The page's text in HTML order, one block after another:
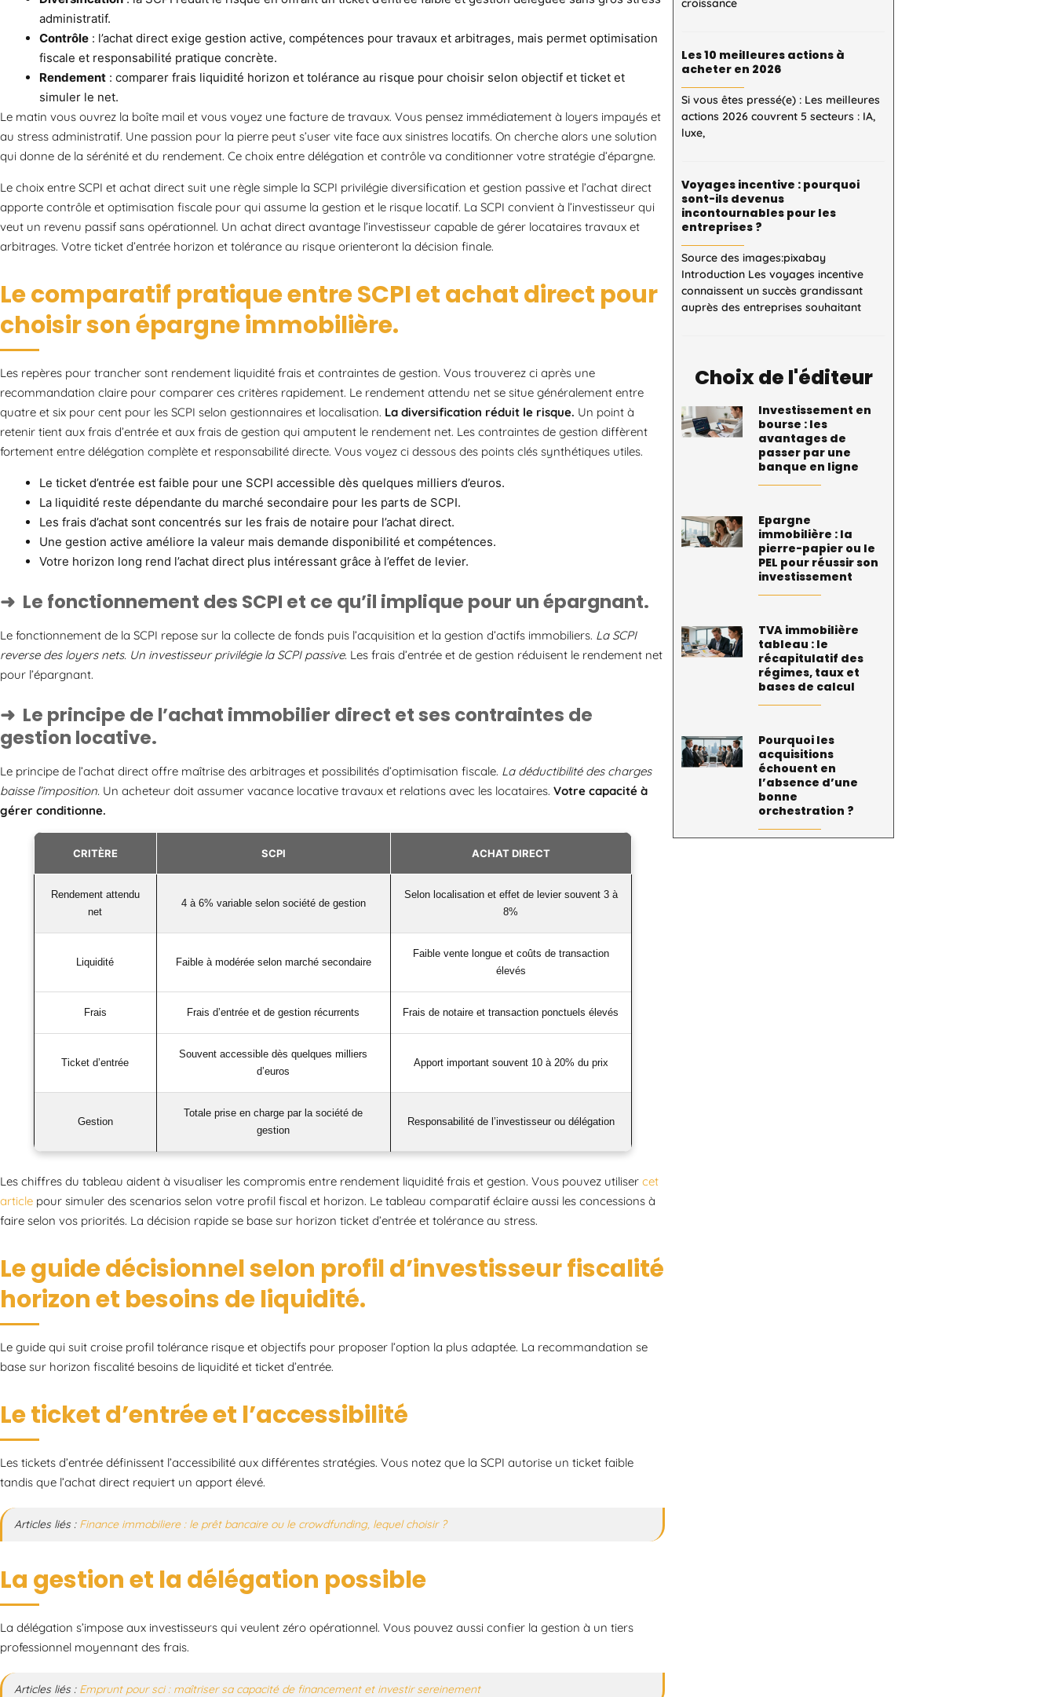
administratif.
Contrôle : l’achat direct exige gestion active, compétences pour travaux et arbitrages, mais permet optimisation
fiscale et responsabilité pratique concrète.
Rendement : comparer frais liquidité horizon et tolérance au risque pour choisir selon objectif et ticket et
simuler le net.
Le matin vous ouvrez la boîte mail et vous voyez une facture de travaux. Vous pensez immédiatement à loyers impayés et
au stress administratif. Une passion pour la pierre peut s’user vite face aux sinistres locatifs. On cherche alors une solution
qui donne de la sérénité et du rendement. Ce choix entre délégation et contrôle va conditionner votre stratégie d’épargne.
Le choix entre SCPI et achat direct suit une règle simple la SCPI privilégie diversification et gestion passive et l’achat direct
apporte contrôle et optimisation fiscale pour qui assume la gestion et le risque locatif. La SCPI convient à l’investisseur qui
veut un revenu passif sans opérationnel. Un achat direct avantage l’investisseur capable de gérer locataires travaux et
arbitrages. Votre ticket d’entrée horizon et tolérance au risque orienteront la décision finale.
Le comparatif pratique entre SCPI et achat direct pour
choisir son épargne immobilière.
Les repères pour trancher sont rendement liquidité frais et contraintes de gestion. Vous trouverez ci après une
recommandation claire pour comparer ces critères rapidement. Le rendement attendu net se situe généralement entre
quatre et six pour cent pour les SCPI selon gestionnaires et localisation. La diversification réduit le risque. Un point à
retenir tient aux frais d’entrée et aux frais de gestion qui amputent le rendement net. Les contraintes de gestion diffèrent
fortement entre délégation complète et responsabilité directe. Vous voyez ci dessous des points clés synthétiques utiles.
Le ticket d’entrée est faible pour une SCPI accessible dès quelques milliers d’euros.
La liquidité reste dépendante du marché secondaire pour les parts de SCPI.
Les frais d’achat sont concentrés sur les frais de notaire pour l’achat direct.
Une gestion active améliore la valeur mais demande disponibilité et compétences.
Votre horizon long rend l’achat direct plus intéressant grâce à l’effet de levier.
Le fonctionnement des SCPI et ce qu’il implique pour un épargnant.
Le fonctionnement de la SCPI repose sur la collecte de fonds puis l’acquisition et la gestion d’actifs immobiliers. La SCPI
reverse des loyers nets. Un investisseur privilégie la SCPI passive. Les frais d’entrée et de gestion réduisent le rendement net
pour l’épargnant.
Le principe de l’achat immobilier direct et ses contraintes de
gestion locative.
Le principe de l’achat direct offre maîtrise des arbitrages et possibilités d’optimisation fiscale. La déductibilité des charges
baisse l’imposition. Un acheteur doit assumer vacance locative travaux et relations avec les locataires. Votre capacité à
gérer conditionne.
CRITÈRE SCPI ACHAT DIRECT
Rendement attendu
net
4 à 6% variable selon société de gestion
Selon localisation et effet de levier souvent 3 à
8%
Liquidité Faible à modérée selon marché secondaire
Faible vente longue et coûts de transaction
élevés
Frais Frais d’entrée et de gestion récurrents Frais de notaire et transaction ponctuels élevés
Ticket d’entrée
Souvent accessible dès quelques milliers
d’euros
Apport important souvent 10 à 20% du prix
Gestion
Totale prise en charge par la société de
gestion
Responsabilité de l’investisseur ou délégation
Les chiffres du tableau aident à visualiser les compromis entre rendement liquidité frais et gestion. Vous pouvez utiliser cet
article pour simuler des scenarios selon votre profil fiscal et horizon. Le tableau comparatif éclaire aussi les concessions à
faire selon vos priorités. La décision rapide se base sur horizon ticket d’entrée et tolérance au stress.
Le guide décisionnel selon profil d’investisseur fiscalité
horizon et besoins de liquidité.
Le guide qui suit croise profil tolérance risque et objectifs pour proposer l’option la plus adaptée. La recommandation se
base sur horizon fiscalité besoins de liquidité et ticket d’entrée.
Le ticket d’entrée et l’accessibilité
Les tickets d’entrée définissent l’accessibilité aux différentes stratégies. Vous notez que la SCPI autorise un ticket faible
tandis que l’achat direct requiert un apport élevé.
Articles liés : Finance immobiliere : le prêt bancaire ou le crowdfunding, lequel choisir ?
La gestion et la délégation possible
La délégation s’impose aux investisseurs qui veulent zéro opérationnel. Vous pouvez aussi confier la gestion à un tiers
professionnel moyennant des frais.
Articles liés : Emprunt pour sci : maîtriser sa capacité de financement et investir sereinement
croissance
Les 10 meilleures actions à
acheter en 2026
Si vous êtes pressé(e) : Les meilleures
actions 2026 couvrent 5 secteurs : IA,
luxe,
Voyages incentive : pourquoi
sont-ils devenus
incontournables pour les
entreprises ?
Source des images:pixabay
Introduction Les voyages incentive
connaissent un succès grandissant
auprès des entreprises souhaitant
Choix de l'éditeur
Investissement en
bourse : les
avantages de
passer par une
banque en ligne
Epargne
immobilière : la
pierre-papier ou le
PEL pour réussir son
investissement
TVA immobilière
tableau : le
récapitulatif des
régimes, taux et
bases de calcul
Pourquoi les
acquisitions
échouent en
l’absence d’une
bonne
orchestration ?